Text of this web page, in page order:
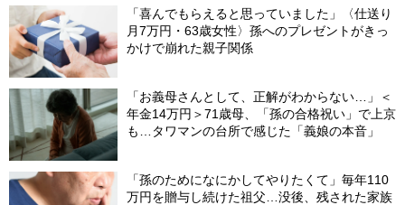
「喜んでもらえると思っていました」〈仕送り
月7万円・63歳女性〉孫へのプレゼントがきっ
かけで崩れた親子関係
「お義母さんとして、正解がわからない…」＜
年金14万円＞71歳母、「孫の合格祝い」で上京
も…タワマンの台所で感じた「義娘の本音」
「孫のためになにかしてやりたくて」毎年110
万円を贈与し続けた祖父…没後、残された家族